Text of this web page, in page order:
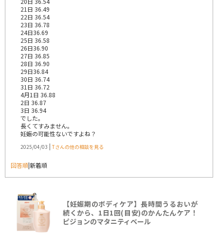
21日 36.49
22日 36.54
23日 36.78
24日36.69
25日 36.58
26日36.90
27日 36.85
28日 36.90
29日36.84
30日 36.74
31日 36.72
4月1日 36.88
2日 36.87
3日 36.94
でした。
長くてすみません。
妊娠の可能性ないですよね？
2025/04/03 |Tさんの他の相談を見る
回答順|新着順
【妊娠期のボディケア】長時間うるおいが
続くから、1日1回(目安)のかんたんケア！
ピジョンのマタニティベール